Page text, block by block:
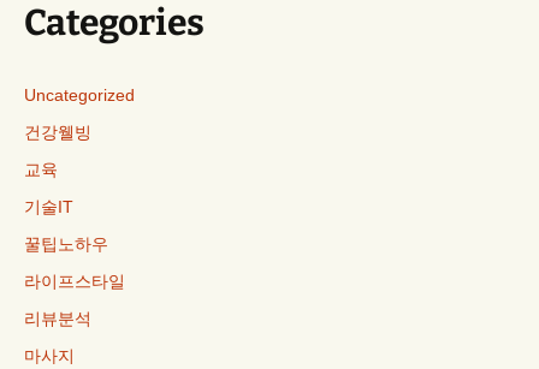
Categories
Uncategorized
건강웰빙
교육
기술IT
꿀팁노하우
라이프스타일
리뷰분석
마사지